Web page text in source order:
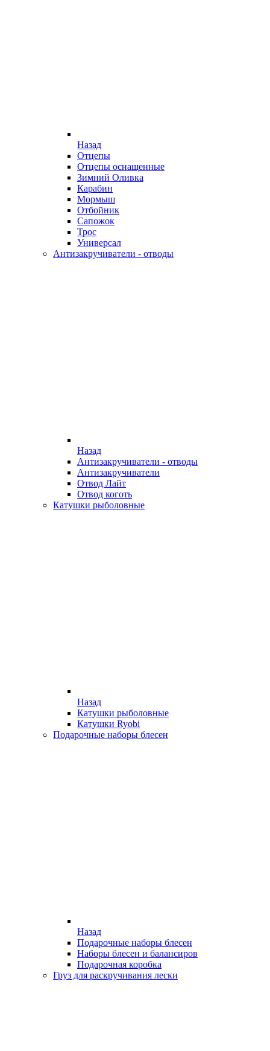
Назад
Отцепы
Отцепы оснащенные
Зимний Оливка
Карабин
Мормыш
Отбойник
Сапожок
Трос
Универсал
Антизакручиватели - отводы
Назад
Антизакручиватели - отводы
Антизакручиватели
Отвод Лайт
Отвод коготь
Катушки рыболовные
Назад
Катушки рыболовные
Катушки Ryobi
Подарочные наборы блесен
Назад
Подарочные наборы блесен
Наборы блесен и балансиров
Подарочная коробка
Груз для раскручивания лески